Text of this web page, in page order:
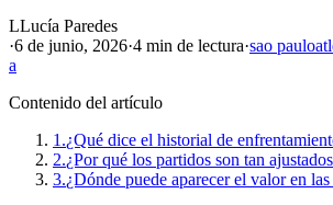
LLucía Paredes
·6 de junio, 2026·4 min de lectura·sao paulo
a
Contenido del artículo
1.¿Qué dice el historial de
2.¿Por qué los partidos son tan
3.¿Dónde puede aparecer el valor en las